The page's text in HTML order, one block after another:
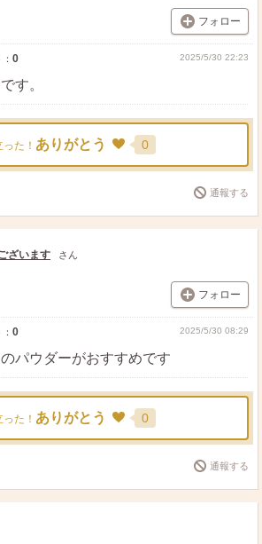
フォロー
0 2025/5/30 22:23
す。
た！ ありがとう 0
通報する
ざいます さん
フォロー
0 2025/5/30 08:29
パウダーがおすすめです
た！ ありがとう 0
通報する